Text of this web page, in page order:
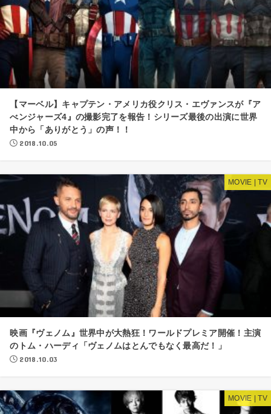
【マーベル】キャプテン・アメリカ役クリス・エヴァンスが『ア
べンジャーズ4』の撮影完了を報告！シリーズ最後の出演に世界
中から「ありがとう」の声！！
2018.10.05
MOVIE | TV
映画『ヴェノム』世界中が大熱狂！ワールドプレミア開催！主演
のトム・ハーディ「ヴェノムはとんでもなく最高だ！」
2018.10.03
MOVIE | TV